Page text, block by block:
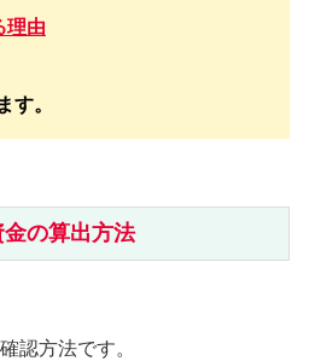
理由
す。
の算出方法
認方法です。